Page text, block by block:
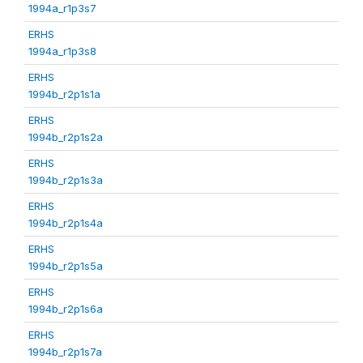
1994a_r1p3s7
ERHS
1994a_r1p3s8
ERHS
1994b_r2p1s1a
ERHS
1994b_r2p1s2a
ERHS
1994b_r2p1s3a
ERHS
1994b_r2p1s4a
ERHS
1994b_r2p1s5a
ERHS
1994b_r2p1s6a
ERHS
1994b_r2p1s7a